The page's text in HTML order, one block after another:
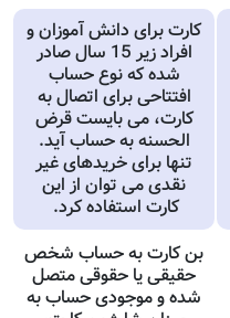
کارت برای دانش آموزان و
افراد زیر 15 سال صادر
شده که نوع حساب
افتتاحی برای اتصال به
کارت، می بایست قرض
الحسنه به حساب آید.
تنها برای خریدهای غیر
نقدی می توان از این
کارت استفاده کرد.
بن کارت به حساب شخص
حقیقی یا حقوقی متصل
شده و موجودی حساب به